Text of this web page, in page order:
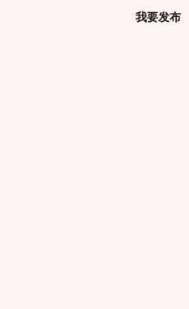
我要发布